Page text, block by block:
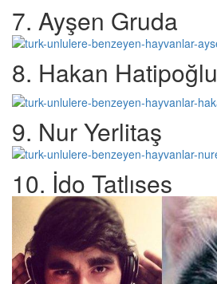
7. Ayşen Gruda
8. Hakan Hatipoğlu
9. Nur Yerlitaş
10. İdo Tatlıses